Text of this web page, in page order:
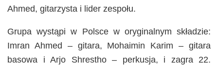
Ahmed, gitarzysta i lider zespołu.
Grupa wystąpi w Polsce w oryginalnym składzie:
Imran Ahmed – gitara, Mohaimin Karim – gitara
basowa i Arjo Shrestho – perkusja, i zagra 22.